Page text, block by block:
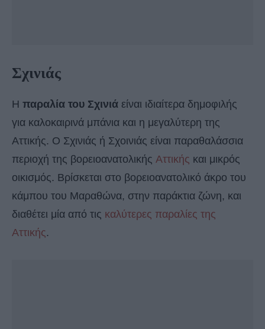
Σχινιάς
Η παραλία του Σχινιά είναι ιδιαίτερα δημοφιλής
για καλοκαιρινά μπάνια και η μεγαλύτερη της
Αττικής. Ο Σχινιάς ή Σχοινιάς είναι παραθαλάσσια
περιοχή της βορειοανατολικής Αττικής και μικρός
οικισμός. Βρίσκεται στο βορειοανατολικό άκρο του
κάμπου του Μαραθώνα, στην παράκτια ζώνη, και
διαθέτει μία από τις καλύτερες παραλίες της
Αττικής.